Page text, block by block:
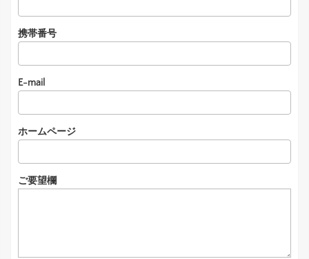
携帯番号
E-mail
ホームページ
ご要望欄